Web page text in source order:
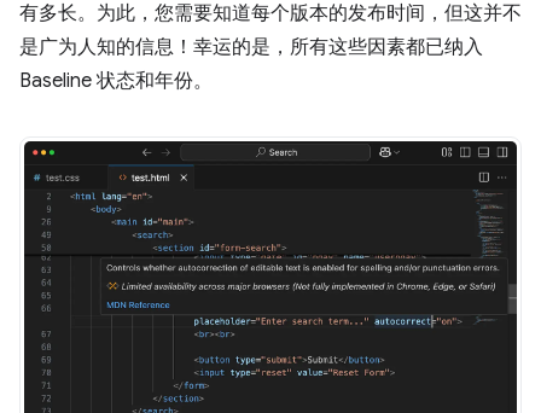
有多长。为此，您需要知道每个版本的发布时间，但这并不
是广为人知的信息！幸运的是，所有这些因素都已纳入
Baseline 状态和年份。